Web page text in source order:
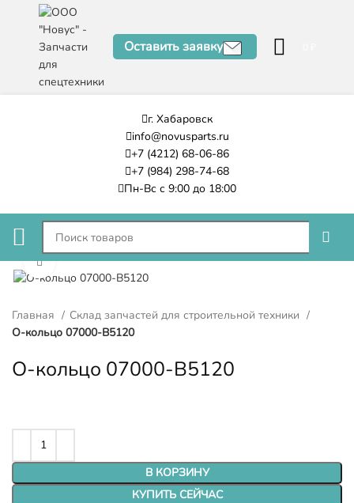
Оставить заявку
г. Хабаровск
info@novusparts.ru
+7 (4212) 68-06-86
+7 (984) 298-74-68
Пн-Вс с 9:00 до 18:00
Нажмите, чтобы увеличить
Главная
Склад запчастей для строительной техники
О-кольцо 07000-B5120
О-кольцо 07000-B5120
В КОРЗИНУ
КУПИТЬ СЕЙЧАС